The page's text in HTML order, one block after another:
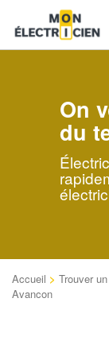
On
du
Accueil > Trouver
Avancon